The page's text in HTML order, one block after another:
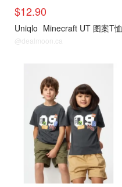
$12.90
Uniqlo Minecraft UT 图案T恤
@dealmoon.ca